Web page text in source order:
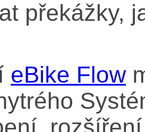
překážky,
eBike Flow